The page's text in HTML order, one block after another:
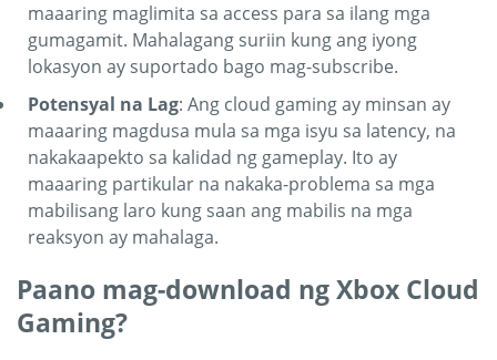
maaaring maglimita sa access para sa ilang mga
gumagamit. Mahalagang suriin kung ang iyong
lokasyon ay suportado bago mag-subscribe.
Potensyal na Lag: Ang cloud gaming ay minsan ay
maaaring magdusa mula sa mga isyu sa latency, na
nakakaapekto sa kalidad ng gameplay. Ito ay
maaaring partikular na nakaka-problema sa mga
mabilisang laro kung saan ang mabilis na mga
reaksyon ay mahalaga.
Paano mag-download ng Xbox Cloud
Gaming?